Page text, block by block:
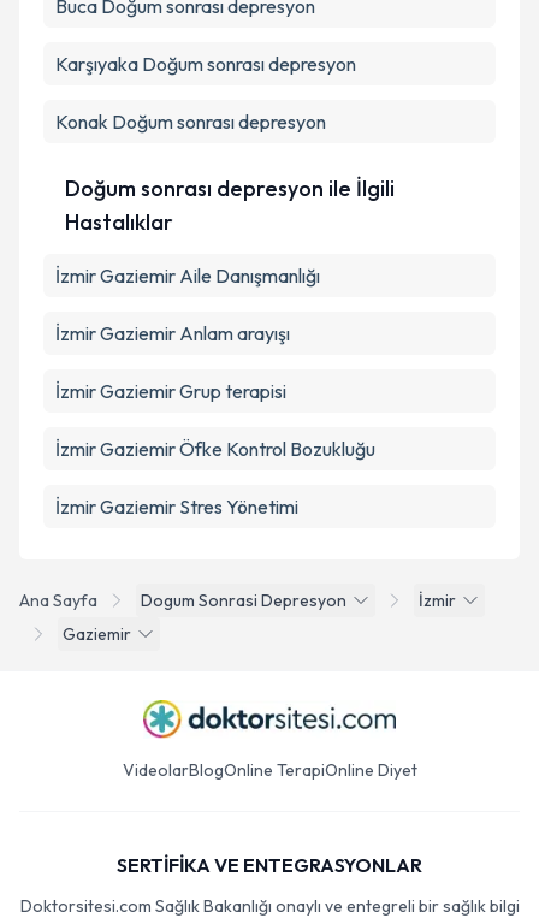
Ana Sayfa Dogum Sonrasi Depresyon
İzmir
Gaziemir
Buca Doğum sonrası depresyon
Karşıyaka Doğum sonrası depresyon
Konak Doğum sonrası depresyon
Doğum sonrası depresyon ile İlgili
Hastalıklar
İzmir Gaziemir Aile Danışmanlığı
İzmir Gaziemir Anlam arayışı
İzmir Gaziemir Grup terapisi
İzmir Gaziemir Öfke Kontrol Bozukluğu
İzmir Gaziemir Stres Yönetimi
VideolarBlogOnline TerapiOnline Diyet
SERTİFİKA VE ENTEGRASYONLAR
Doktorsitesi.com Sağlık Bakanlığı onaylı ve entegreli bir sağlık bilgi